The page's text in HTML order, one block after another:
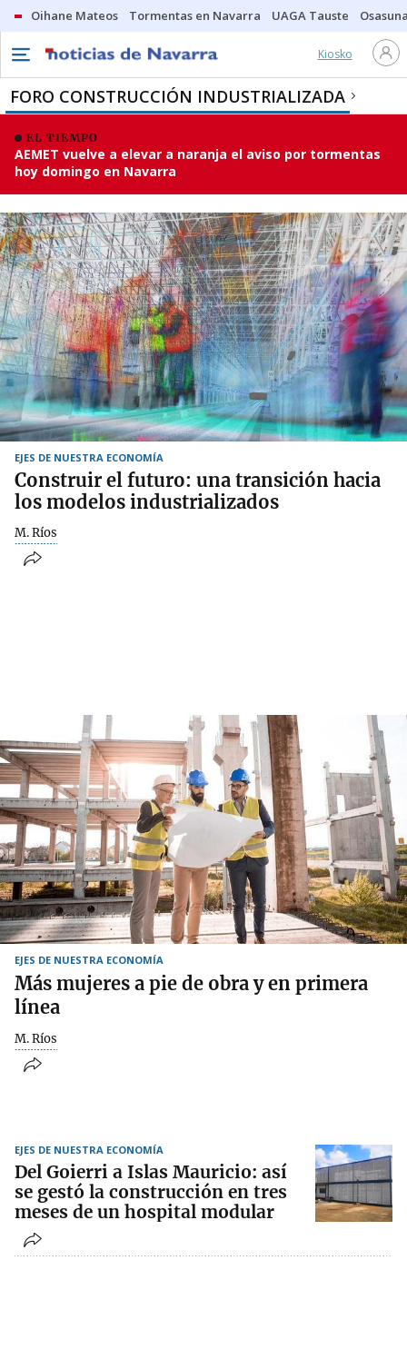
Oihane Mateos Tormentas en Navarra UAGA Tauste
Kiosko
FORO CONSTRUCCIÓN INDUSTRIALIZADA
EL TIEMPO
AEMET vuelve a elevar a naranja el aviso por tormentas
hoy domingo en Navarra
EJES DE NUESTRA ECONOMÍA
Construir el futuro: una transición hacia
los modelos industrializados
M. Ríos
EJES DE NUESTRA ECONOMÍA
Más mujeres a pie de obra y en primera
línea
M. Ríos
EJES DE NUESTRA ECONOMÍA
Del Goierri a Islas Mauricio: así
se gestó la construcción en tres
meses de un hospital modular